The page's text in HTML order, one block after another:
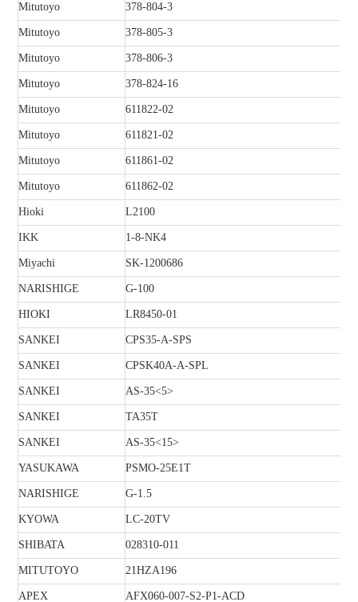
Mitutoyo 378-804-3
Mitutoyo 378-805-3
Mitutoyo 378-806-3
Mitutoyo 378-824-16
Mitutoyo 611822-02
Mitutoyo 611821-02
Mitutoyo 611861-02
Mitutoyo 611862-02
Hioki L2100
IKK 1-8-NK4
Miyachi SK-1200686
NARISHIGE G-100
HIOKI LR8450-01
SANKEI CPS35-A-SPS
SANKEI CPSK40A-A-SPL
SANKEI AS-35<5>
SANKEI TA35T
SANKEI AS-35<15>
YASUKAWA PSMO-25E1T
NARISHIGE G-1.5
KYOWA LC-20TV
SHIBATA 028310-011
MITUTOYO 21HZA196
APEX AFX060-007-S2-P1-ACD